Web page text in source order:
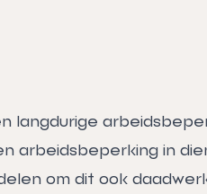
langdurige
arbeidsbeperking in
om dit ook